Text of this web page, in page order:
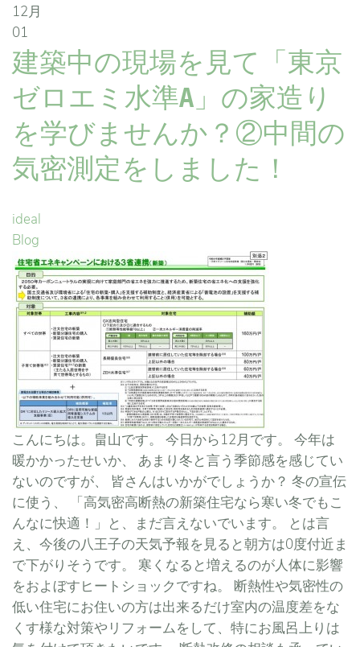
12月
01
建築中の現場を見て「東京
ゼロエミ水準A」の家造り
を学びませんか？②中間の
気密測定をしました！
ideal
Blog
こんにちは。畠山です。 今日から12月です。 今年は
暖かかったせいか、 あまり冬と言う季節感を感じてい
ないのですが、 皆さんはいかがでしょうか？ 冬の宣伝
に使う、 「高気密高断熱の新築住宅なら寒い冬でもこ
んなに快適！」と、まだ言えないでいます。 とは言
え、今後の八王子の天気予報を見ると朝方は0度付近ま
で下がりそうです。 寒くなると増えるのが人体に影響
をおよぼすヒートショックですね。 断熱性や気密性の
低い住宅にお住いの方は出来るだけ室内の温度差をな
くす様な対策やリフォームをして、特にお風呂上りは